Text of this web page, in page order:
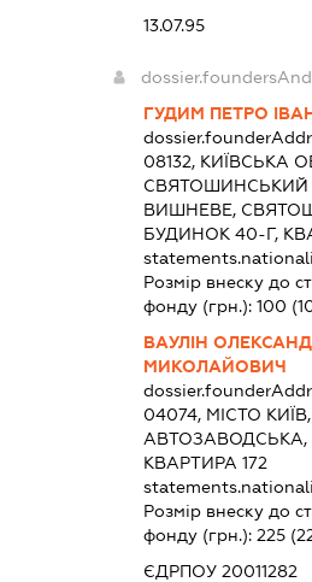
13.07.95
ГУДИМ ПЕТРО
08132, КИЇВСЬКА
СВЯТОШИНСЬКИЙ
ВИШНЕВЕ,
БУДИНОК 40-Г,
Розмір внеску до
фонду (грн.):100
ВАУЛІН
МИКОЛАЙОВИЧ
04074, МІСТО КИЇВ,
АВТОЗАВОДСЬКА,
КВАРТИРА 172
Розмір внеску до
фонду (грн.):225
ЄДРПОУ 20011282